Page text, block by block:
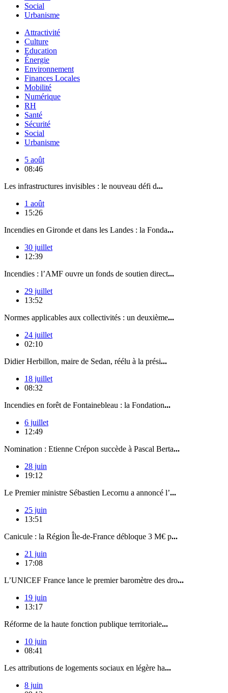
Social
Urbanisme
Attractivité
Culture
Education
Énergie
Environnement
Finances Locales
Mobilité
Numérique
RH
Santé
Sécurité
Social
Urbanisme
5 août
08:46
Les infrastructures invisibles : le nouveau défi d...
1 août
15:26
Incendies en Gironde et dans les Landes : la Fonda...
30 juillet
12:39
Incendies : l’AMF ouvre un fonds de soutien direct...
29 juillet
13:52
Normes applicables aux collectivités : un deuxième...
24 juillet
02:10
Didier Herbillon, maire de Sedan, réélu à la prési...
18 juillet
08:32
Incendies en forêt de Fontainebleau : la Fondation...
6 juillet
12:49
Nomination : Etienne Crépon succède à Pascal Berta...
28 juin
19:12
Le Premier ministre Sébastien Lecornu a annoncé l’...
25 juin
13:51
Canicule : la Région Île-de-France débloque 3 M€ p...
21 juin
17:08
L’UNICEF France lance le premier baromètre des dro...
19 juin
13:17
Réforme de la haute fonction publique territoriale...
10 juin
08:41
Les attributions de logements sociaux en légère ha...
8 juin